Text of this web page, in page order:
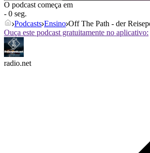
O podcast começa em
- 0 seg.
Podcasts Ensino Off The Path - der
Ouça este podcast gratuitamente no aplicativo:
radio.net